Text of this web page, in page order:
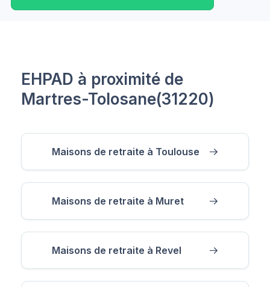
EHPAD à proximité de
Martres-Tolosane(31220)
Maisons de retraite à Toulouse
Maisons de retraite à Muret
Maisons de retraite à Revel